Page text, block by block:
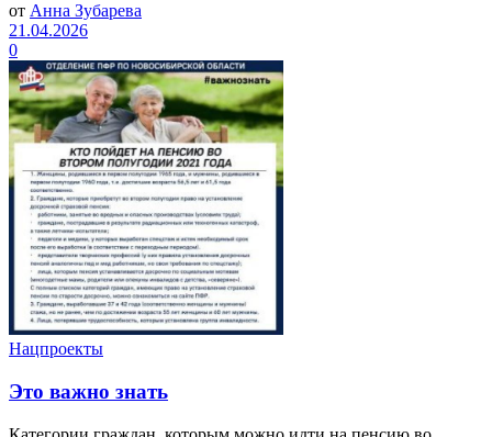
от Анна Зубарева
21.04.2026
0
Нацпроекты
Это важно знать